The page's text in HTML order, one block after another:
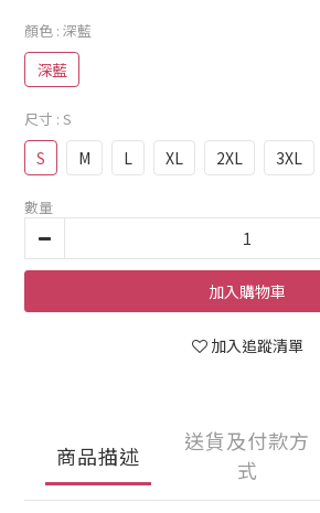
顏色 : 深藍
深藍
尺寸 : S
S M L XL 2XL 3XL
數量
加入購物車
加入追蹤清單
商品描述
送貨及付款方
式